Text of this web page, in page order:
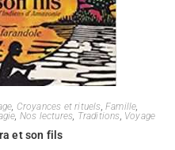
Croyances et rituels ,Famille
Nos lectures Traditions Voyage
et son fils